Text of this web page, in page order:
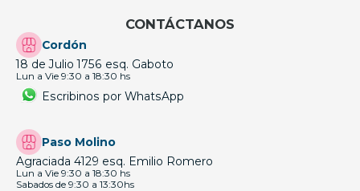
CONTÁCTANOS
Cordón
18 de Julio 1756 esq. Gaboto
Lun a Vie 9:30 a 18:30 hs
Escribinos por WhatsApp
Paso Molino
Agraciada 4129 esq. Emilio Romero
Lun a Vie 9:30 a 18:30 hs
Sabados de 9:30 a 13:30hs